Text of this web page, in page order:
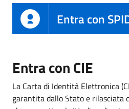
Entra con
Entra con CIE
La Carta di Identità Elettronica
garantita dallo Stato e rilasciata